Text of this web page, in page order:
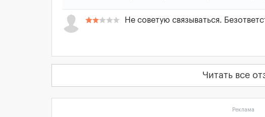
Не советую связываться.
Читать все
Реклама